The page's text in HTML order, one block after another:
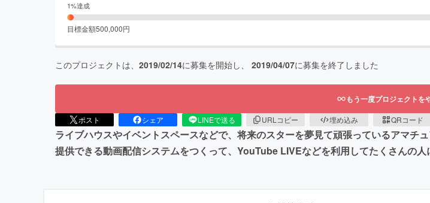
1%達成
目標金額500,000円
このプロジェクトは、 2019/02/14に募集を開始し、 2019/04/07に募集を終了しました
もう一度プロジェクトを
ポスト シェア LINEで送る URLコピー 埋め込み QRコード
ライブハウスやイベントスペースなどで、将来のスターを夢見て頑張っているアマチ
提供できる動画配信システムをつくって、YouTube LIVEなどを利用してたくさんの